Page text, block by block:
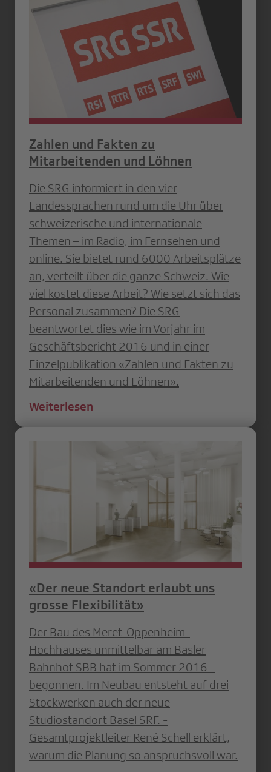
Zahlen und Fakten zu
Mitarbeitenden und Löhnen
Die SRG informiert in den vier
Landessprachen rund um die Uhr über
schweizerische und internationale
Themen – im Radio, im Fernsehen und
online. Sie bietet rund 6000 Arbeitsplätze
an, verteilt über die ganze Schweiz. Wie
viel kostet diese Arbeit? Wie setzt sich das
Personal zusammen? Die SRG
beantwortet dies wie im Vorjahr im
Geschäftsbericht 2016 und in einer
Einzelpublikation «Zahlen und Fakten zu
Mitarbeitenden und Löhnen».
Weiterlesen
«Der neue Standort erlaubt uns
grosse Flexibilität»
Der Bau des Meret-Oppenheim-
Hochhauses unmittelbar am Basler
Bahnhof SBB hat im Sommer 2016 ­
begonnen. Im Neubau entsteht auf drei
Stockwerken auch der neue
Studiostandort Basel SRF. ­
Gesamtprojektleiter René Schell erklärt,
warum die Planung so anspruchsvoll war.